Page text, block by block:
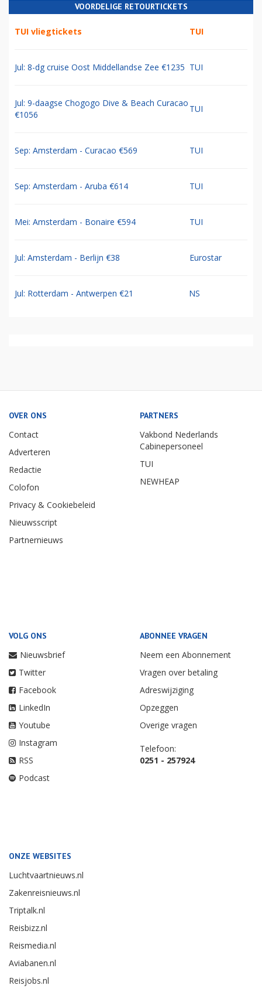
VOORDELIGE RETOURTICKETS
TUI vliegtickets TUI
Jul: 8-dg cruise Oost Middellandse Zee €1235 TUI
Jul: 9-daagse Chogogo Dive & Beach Curacao
€1056
TUI
Sep: Amsterdam - Curacao €569 TUI
Sep: Amsterdam - Aruba €614 TUI
Mei: Amsterdam - Bonaire €594 TUI
Jul: Amsterdam - Berlijn €38 Eurostar
Jul: Rotterdam - Antwerpen €21 NS
OVER ONS
Contact
Adverteren
Redactie
Colofon
Privacy & Cookiebeleid
Nieuwsscript
Partnernieuws
PARTNERS
Vakbond Nederlands
Cabinepersoneel
TUI
NEWHEAP
VOLG ONS
Nieuwsbrief
Twitter
Facebook
LinkedIn
Youtube
Instagram
RSS
Podcast
ABONNEE VRAGEN
Neem een Abonnement
Vragen over betaling
Adreswijziging
Opzeggen
Overige vragen
Telefoon:
0251 - 257924
ONZE WEBSITES
Luchtvaartnieuws.nl
Zakenreisnieuws.nl
Triptalk.nl
Reisbizz.nl
Reismedia.nl
Aviabanen.nl
Reisjobs.nl